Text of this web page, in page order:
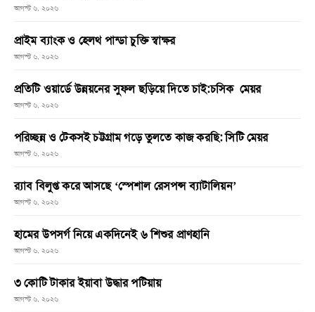
আগস্ট ৬, ২০২৬
প্রাইম ব্যাংক ও হেলথ পান্ডা চুক্তি স্বাক্ষর
আগস্ট ৬, ২০২৬
প্রতিটি ওয়ার্ডে উন্নয়নের সুফল ছড়িয়ে দিতে চাই:চসিক মেয়র
আগস্ট ৬, ২০২৬
পরিচ্ছন্ন ও টেকসই চট্টগ্রাম গড়ে তুলতে কাজ করছি: সিটি মেয়র
আগস্ট ৬, ২০২৬
র‌্যাব বিলুপ্ত করে আসছে ‘স্পেশাল রেসপন্স ব্যাটালিয়ন’
আগস্ট ৬, ২০২৬
হামের উপসর্গ নিয়ে একদিনেই ৬ শিশুর প্রাণহানি
আগস্ট ৬, ২০২৬
৩ কোটি টাকার ইয়াবা উদ্ধার পটিয়ায়
আগস্ট ৬, ২০২৬